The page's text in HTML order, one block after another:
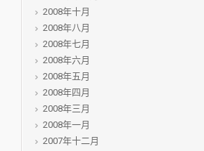
2008年十月
2008年八月
2008年七月
2008年六月
2008年五月
2008年四月
2008年三月
2008年一月
2007年十二月